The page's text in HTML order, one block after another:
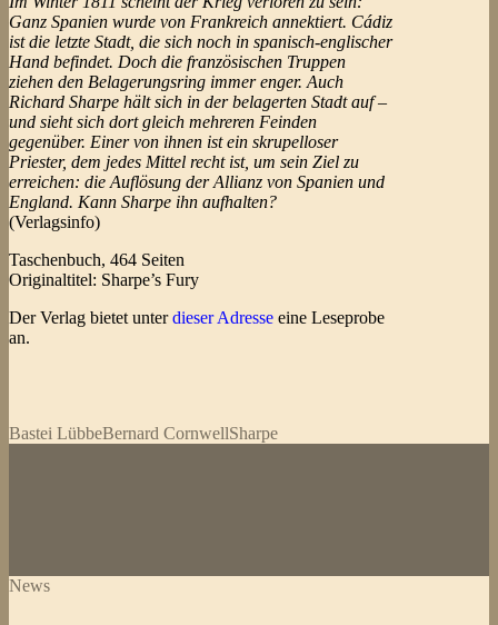
Ganz Spanien wurde von Frankreich annektiert. Cádiz
ist die letzte Stadt, die sich noch in spanisch-englischer
Hand befindet. Doch die französischen Truppen
ziehen den Belagerungsring immer enger. Auch
Richard Sharpe hält sich in der belagerten Stadt auf –
und sieht sich dort gleich mehreren Feinden
gegenüber. Einer von ihnen ist ein skrupelloser
Priester, dem jedes Mittel recht ist, um sein Ziel zu
erreichen: die Auflösung der Allianz von Spanien und
England. Kann Sharpe ihn aufhalten?
(Verlagsinfo)
Taschenbuch, 464 Seiten
Originaltitel: Sharpe’s Fury
Der Verlag bietet unterdieser Adresse eine Leseprobe
an.
Bastei LübbeBernard CornwellSharpe
News